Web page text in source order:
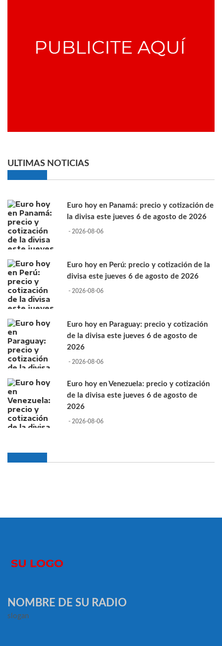
ULTIMAS NOTICIAS
Euro hoy en Panamá: precio y cotización de
la divisa este jueves 6 de agosto de 2026
- 2026-08-06
Euro hoy en Perú: precio y cotización de la
divisa este jueves 6 de agosto de 2026
- 2026-08-06
Euro hoy en Paraguay: precio y cotización
de la divisa este jueves 6 de agosto de
2026
- 2026-08-06
Euro hoy en Venezuela: precio y cotización
de la divisa este jueves 6 de agosto de
2026
- 2026-08-06
NOMBRE DE SU RADIO
slogan